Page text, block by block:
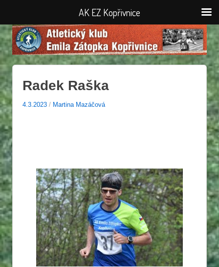
Radek Raška
4.3.2023 / Martina Mazáčová
AK EZ Kopřivnice